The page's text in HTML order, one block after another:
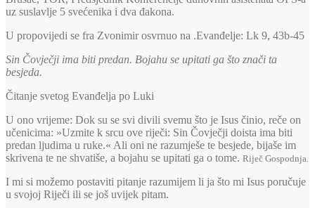
uz suslavlje 5 svećenika i dva đakona.
U propovijedi se fra Zvonimir osvrnuo na .Evanđelje: Lk 9, 43b-45
Sin Čovječji ima biti predan. Bojahu se upitati ga što znači ta
besjeda.
Čitanje svetog Evanđelja po Luki
U ono vrijeme: Dok su se svi divili svemu što je Isus činio, reče on
učenicima: »Uzmite k srcu ove riječi: Sin Čovječji doista ima biti
predan ljudima u ruke.« Ali oni ne razumješe te besjede, bijaše im
skrivena te ne shvatiše, a bojahu se upitati ga o tome. Riječ Gospodnja.
I mi si možemo postaviti pitanje razumijem li ja što mi Isus poručuje
u svojoj Riječi ili se još uvijek pitam.